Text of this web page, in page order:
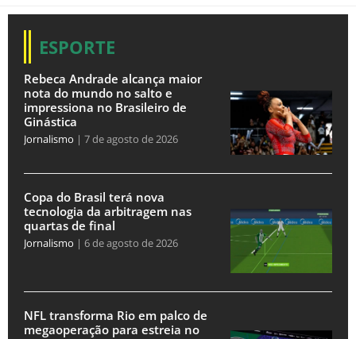
ESPORTE
Rebeca Andrade alcança maior
nota do mundo no salto e
impressiona no Brasileiro de
Ginástica
Jornalismo 7 de agosto de 2026
Copa do Brasil terá nova
tecnologia da arbitragem nas
quartas de final
Jornalismo 6 de agosto de 2026
NFL transforma Rio em palco de
megaoperação para estreia no